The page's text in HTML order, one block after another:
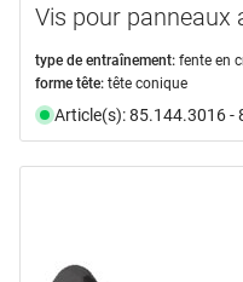
Vis pour panneaux
type de entraînement: fente en
forme tête: tête conique
Article(s): 85.144.3016 -